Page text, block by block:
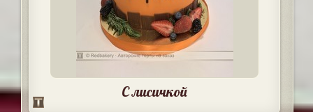
С лисичкой